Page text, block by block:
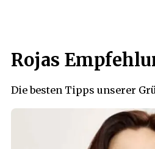
Rojas
Die besten Tipps unserer